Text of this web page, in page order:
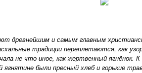
древнейшим и самым главным
традиции переплетаются, как
не что иное, как жертвенный ягнёнок.
ягнятине были пресный хлеб и горькие